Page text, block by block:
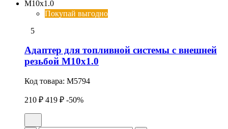
Покупай выгодно
5
Адаптер для топливной системы с внешней
резьбой М10х1.0
Код товара: M5794
210 ₽ 419 ₽ -50%